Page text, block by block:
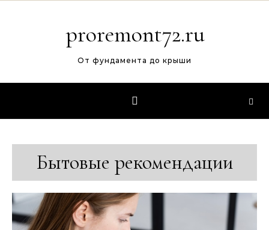
proremont72.ru
От фундамента до крыши
Бытовые рекомендации